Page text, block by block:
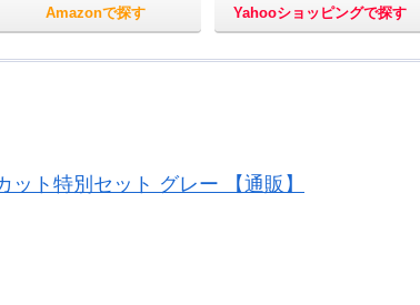
Amazonで探す Yahooショッピングで探す
ト特別セット グレー 【通販】